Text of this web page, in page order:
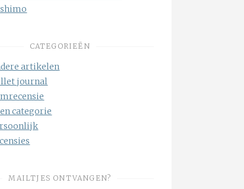
CATEGORIEËN
artikelen
journal
categorie
MAILTJES ONTVANGEN?